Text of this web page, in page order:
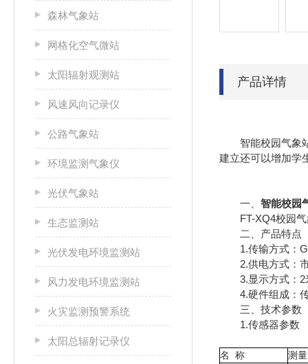
森林气象站
网格化空气微站
太阳辐射观测站
风速风向记录仪
公路气象站
环境监测气象仪
光伏气象站
生态监测站
光伏发电环境监测站
风力发电环境监测站
火灾监测预警系统
太阳总辐射记录仪
产品详情
智能校园气象
建立还可以增加学
一、 智能校园
FT-XQ4校园气
二、产品特点
1.传输方式：
2.供电方式：
3.显示方式：2
4.硬件组成：传
三、技术参数
1.传感器参数
名 称
测